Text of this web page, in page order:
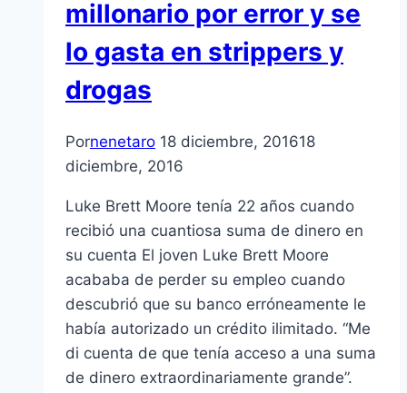
millonario por error y se
lo gasta en strippers y
drogas
Pornenetaro 18 diciembre, 201618
diciembre, 2016
Luke Brett Moore tenía 22 años cuando
recibió una cuantiosa suma de dinero en
su cuenta El joven Luke Brett Moore
acababa de perder su empleo cuando
descubrió que su banco erróneamente le
había autorizado un crédito ilimitado. “Me
di cuenta de que tenía acceso a una suma
de dinero extraordinariamente grande”.